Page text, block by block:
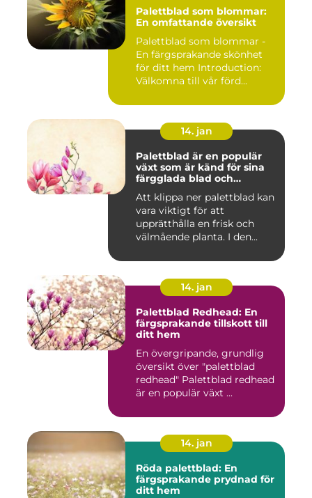
Palettblad som blommar:
En omfattande översikt
Palettblad som blommar -
En färgsprakande skönhet
för ditt hem Introduction:
Välkomna till vår förd...
14. jan
Palettblad är en populär
växt som är känd för sina
färgglada blad och
prydnadsväxt både
inomhus och utomhus
Att klippa ner palettblad kan
vara viktigt för att
upprätthålla en frisk och
välmående planta. I den...
14. jan
Palettblad Redhead: En
färgsprakande tillskott till
ditt hem
En övergripande, grundlig
översikt över "palettblad
redhead" Palettblad redhead
är en populär växt ...
14. jan
Röda palettblad: En
färgsprakande prydnad för
ditt hem